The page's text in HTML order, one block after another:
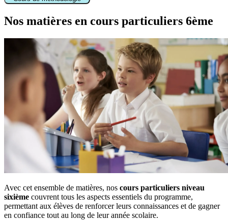
Nos matières en cours particuliers 6ème
Avec cet ensemble de matières, nos cours particuliers niveau
sixième couvrent tous les aspects essentiels du programme,
permettant aux élèves de renforcer leurs connaissances et de gagner
en confiance tout au long de leur année scolaire.